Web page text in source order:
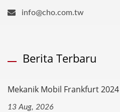
info@cho.com.tw
Berita Terbaru
Mekanik Mobil Frankfurt 2024
13 Aug, 2026